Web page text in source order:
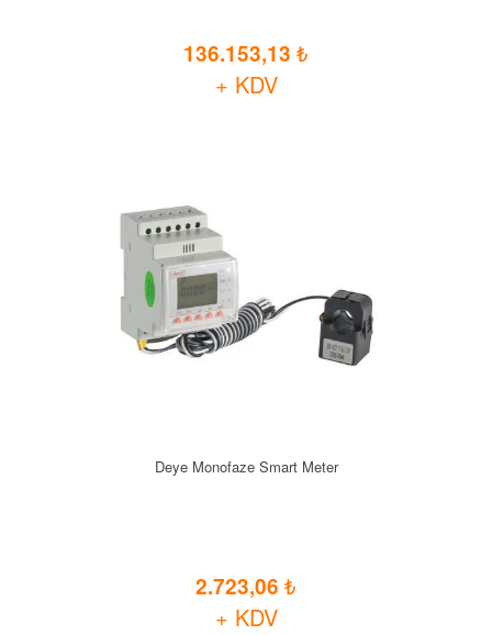
136.153,13
+ KDV
Deye Monofaze Smart Meter
2.723,06
+ KDV